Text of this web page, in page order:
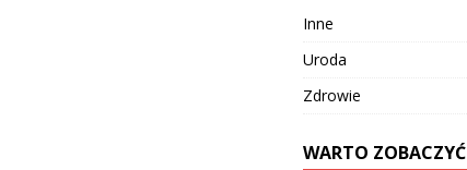
Inne
Uroda
Zdrowie
WARTO ZOBACZYĆ